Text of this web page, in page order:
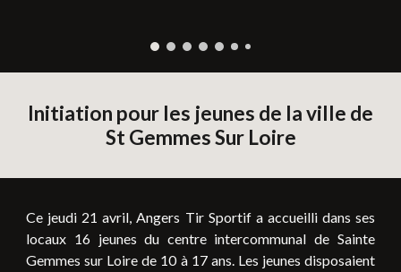
Initiation pour les jeunes de la ville de
St Gemmes Sur Loire
Ce jeudi 21 avril, Angers Tir Sportif a accueilli dans ses
locaux 16 jeunes du centre intercommunal de Sainte
Gemmes sur Loire de 10 à 17 ans. Les jeunes disposaient